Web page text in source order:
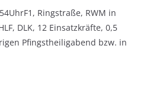
Ringstraße, RWM in
DLK, 12 Einsatzkräfte, 0,5
Pfingstheiligabend bzw. in